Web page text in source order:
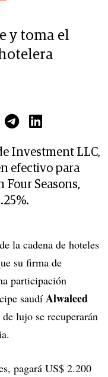
y toma el
Investment LLC,
efectivo para
Seasons,
la cadena de hoteles
su firma de
participación
saudí Alwaleed
lujo se recuperarán
pagará US$ 2.200